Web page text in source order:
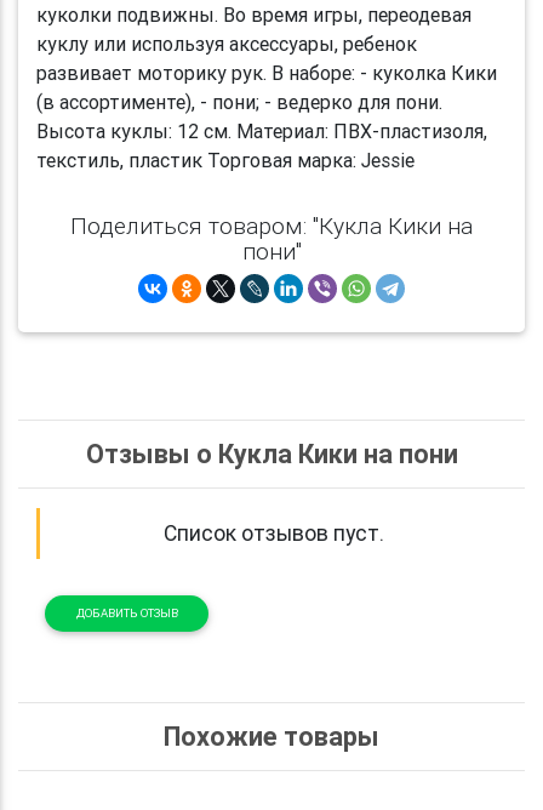
куколки подвижны. Во время игры, переодевая
куклу или используя аксессуары, ребенок
развивает моторику рук. В наборе: - куколка Кики
(в ассортименте), - пони; - ведерко для пони.
Высота куклы: 12 см. Материал: ПВХ-пластизоля,
текстиль, пластик Торговая марка: Jessie
Поделиться товаром: "Кукла Кики на
пони"
Отзывы о Кукла Кики на пони
Список отзывов пуст.
ДОБАВИТЬ ОТЗЫВ
Похожие товары